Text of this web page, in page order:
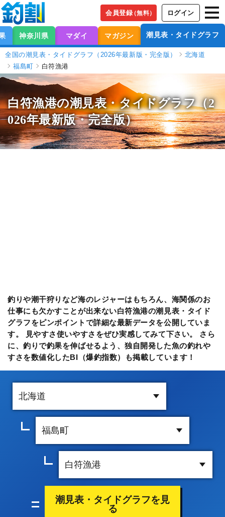
会員登録（無料） ログイン
神奈川県 マダイ マガジン 潮見表・タイドグラフ
全国の潮見表・タイドグラフ（2026年最新版・完全版）
北海道
福島町
白符漁港
白符漁港の潮見表・タイドグラフ（2
026年最新版・完全版）
釣りや潮干狩りなど海のレジャーはもちろん、海関係のお
仕事にも欠かすことが出来ない白符漁港の潮見表・タイド
グラフをピンポイントで詳細な最新データを公開していま
す。 見やすさ使いやすさをぜひ実感してみて下さい。 さら
に、釣りで釣果を伸ばせるよう、独自開発した魚の釣れや
すさを数値化したBI（爆釣指数）も掲載しています！
潮見表・タイドグラフを見
る